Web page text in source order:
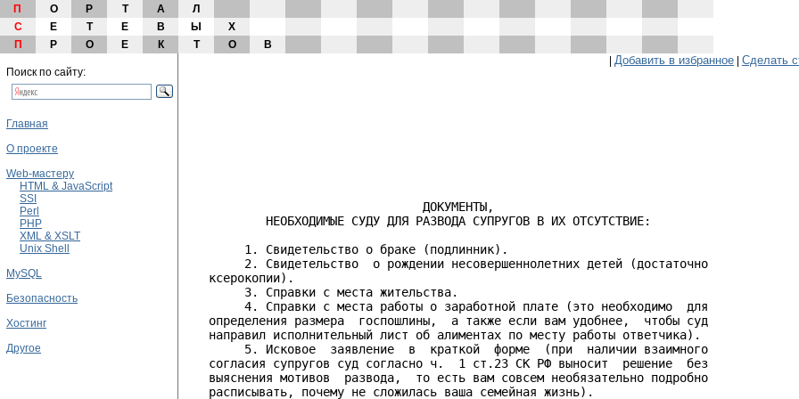
П О Р Т А
Л
С
Е Т Е В Ы
Х
П
Р О Е К Т О В
Поиск по сайту:
Главная
О проекте
Web-мастеру
HTML & JavaScript
SSI
Perl
PHP
XML & XSLT
Unix Shell
MySQL
Безопасность
Хостинг
Другое
Добавить в избранное Сделать
                                 ДОКУМЕНТЫ,
           НЕОБХОДИМЫЕ СУДУ ДЛЯ РАЗВОДА СУПРУГОВ В ИХ ОТСУТСТВИЕ:
        1. Свидетельство о браке (подлинник).
        2. Свидетельство  о рождении несовершеннолетних детей (достаточно
   ксерокопии).
        3. Справки с места жительства.
        4. Справки с места работы о заработной плате (это необходимо  для
   определения размера  госпошлины,  а также если вам удобнее,  чтобы суд
   направил исполнительный лист об алиментах по месту работы ответчика).
        5. Исковое  заявление  в  краткой  форме  (при  наличии взаимного
   согласия супругов суд согласно ч.  1 ст.23 СК РФ выносит  решение  без
   выяснения мотивов  развода,  то есть вам совсем необязательно подробно
   расписывать, почему не сложилась ваша семейная жизнь).